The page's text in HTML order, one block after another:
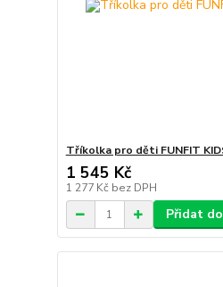
Tříkolka pro děti FUNFIT
1 545 Kč
1 277 Kč bez DPH
Přidat